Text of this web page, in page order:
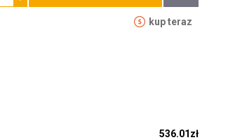
kup teraz
536.01zł